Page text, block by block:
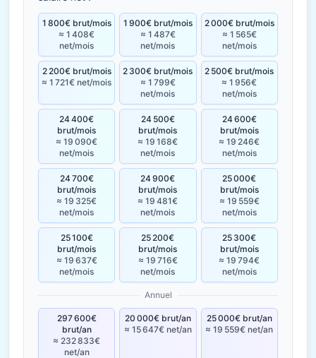
1 800€ brut/mois
≈ 1 408€
net/mois
1 900€ brut/mois
≈ 1 487€
net/mois
2 000€ brut/mois
≈ 1 565€
net/mois
2 200€ brut/mois
≈ 1 721€ net/mois
2 300€ brut/mois
≈ 1 799€
net/mois
2 500€ brut/mois
≈ 1 956€
net/mois
24 400€
brut/mois
≈ 19 090€
net/mois
24 500€
brut/mois
≈ 19 168€
net/mois
24 600€
brut/mois
≈ 19 246€
net/mois
24 700€
brut/mois
≈ 19 325€
net/mois
24 900€
brut/mois
≈ 19 481€
net/mois
25 000€
brut/mois
≈ 19 559€
net/mois
25 100€
brut/mois
≈ 19 637€
net/mois
25 200€
brut/mois
≈ 19 716€
net/mois
25 300€
brut/mois
≈ 19 794€
net/mois
Annuel
297 600€
brut/an
≈ 232 833€
net/an
20 000€ brut/an
≈ 15 647€ net/an
25 000€ brut/an
≈ 19 559€ net/an